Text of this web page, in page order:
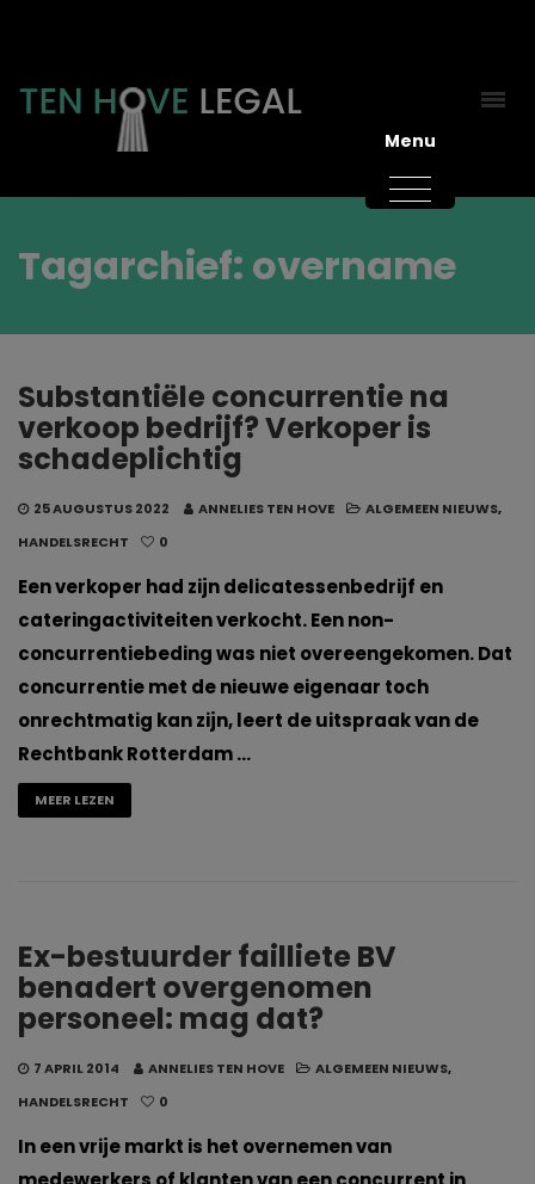
Tagarchief: overname
Substantiële concurrentie na
verkoop bedrijf? Verkoper is
schadeplichtig
25 AUGUSTUS 2022 ANNELIES TEN HOVE ALGEMEEN NIEUWS,
HANDELSRECHT
0
Een verkoper had zijn delicatessenbedrijf en
cateringactiviteiten verkocht. Een non-
concurrentiebeding was niet overeengekomen. Dat
concurrentie met de nieuwe eigenaar toch
onrechtmatig kan zijn, leert de uitspraak van de
Rechtbank Rotterdam …
MEER LEZEN
Ex-bestuurder failliete BV
benadert overgenomen
personeel: mag dat?
7 APRIL 2014 ANNELIES TEN HOVE ALGEMEEN NIEUWS,
HANDELSRECHT
0
In een vrije markt is het overnemen van
Menu